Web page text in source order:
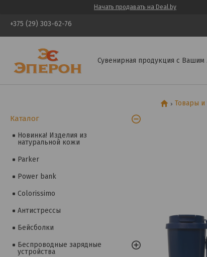
Начать продавать на Deal.by
+375 (29) 303-62-76
Сувенирная продукция с Вашим
Товары и
Каталог
Новинка! Изделия из
натуральной кожи
Parker
Power bank
Colorissimo
Антистрессы
Бейсболки
Беспроводные зарядные
устройства